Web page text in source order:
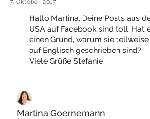
7. Oktober 2017
Hallo Martina, Deine Posts aus
USA auf Facebook sind toll. Hat
einen Grund, warum sie teilweise
auf Englisch geschrieben sind?
Viele Grüße Stefanie
Martina Goernemann